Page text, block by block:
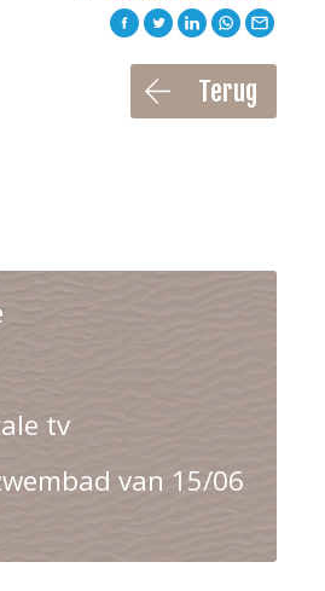
Terug
tv
van 15/06